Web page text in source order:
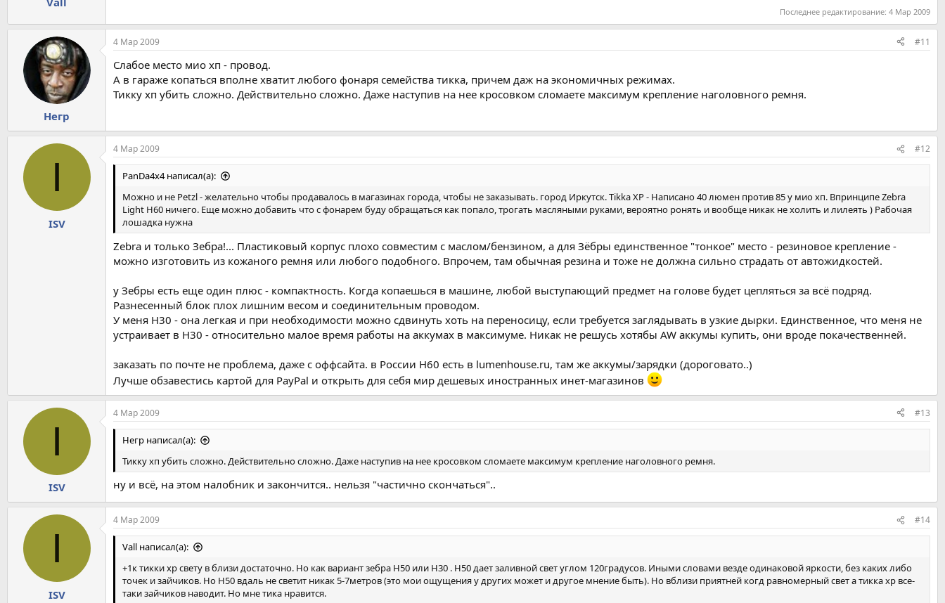
Последнее редактирование: 4 Мар 2009
Негр
4 Мар 2009 #11
Слабое место мио хп - провод.
А в гараже копаться вполне хватит любого фонаря семейства тикка, причем даж на экономичных режимах.
Тикку хп убить сложно. Действительно сложно. Даже наступив на нее кросовком сломаете максимум крепление наголовного ремня.
I
ISV
4 Мар 2009 #12
PanDa4x4 написал(а):
Можно и не Petzl - желательно чтобы продавалось в магазинах города, чтобы не заказывать. город Иркутск. Tikka XP - Написано 40 люмен против 85 у мио хп. Впринципе Zebra
Light H60 ничего. Еще можно добавить что с фонарем буду обращаться как попало, трогать масляными руками, вероятно ронять и вообще никак не холить и лилеять ) Рабочая
лошадка нужна
Zebra и только Зебра!... Пластиковый корпус плохо совместим с маслом/бензином, а для Зёбры единственное "тонкое" место - резиновое крепление -
можно изготовить из кожаного ремня или любого подобного. Впрочем, там обычная резина и тоже не должна сильно страдать от автожидкостей.
у Зебры есть еще один плюс - компактность. Когда копаешься в машине, любой выступающий предмет на голове будет цепляться за всё подряд.
Разнесенный блок плох лишним весом и соединительным проводом.
У меня Н30 - она легкая и при необходимости можно сдвинуть хоть на переносицу, если требуется заглядывать в узкие дырки. Единственное, что меня не
устраивает в Н30 - относительно малое время работы на аккумах в максимуме. Никак не решусь хотябы AW аккумы купить, они вроде покачественней.
заказать по почте не проблема, даже с оффсайта. в России Н60 есть в lumenhouse.ru, там же аккумы/зарядки (дороговато..)
Лучше обзавестись картой для PayPal и открыть для себя мир дешевых иностранных инет-магазинов
I
ISV
4 Мар 2009 #13
Негр написал(а):
Тикку хп убить сложно. Действительно сложно. Даже наступив на нее кросовком сломаете максимум крепление наголовного ремня.
ну и всё, на этом налобник и закончится.. нельзя "частично скончаться"..
I
ISV
4 Мар 2009 #14
Vall написал(а):
+1к тикки хр свету в близи достаточно. Но как вариант зебра Н50 или Н30 . Н50 дает заливной свет углом 120градусов. Иными словами везде одинаковой яркости, без каких либо
точек и зайчиков. Но Н50 вдаль не светит никак 5-7метров (это мои ощущения у других может и другое мнение быть). Но вблизи приятней когд равномерный свет а тикка хр все-
таки зайчиков наводит. Но мне тика нравится.